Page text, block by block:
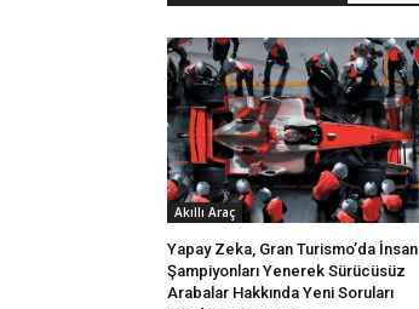
Akıllı Araç
Yapay Zeka, Gran Turismo’da İnsan
Şampiyonları Yenerek Sürücüsüz
Arabalar Hakkında Yeni Soruları